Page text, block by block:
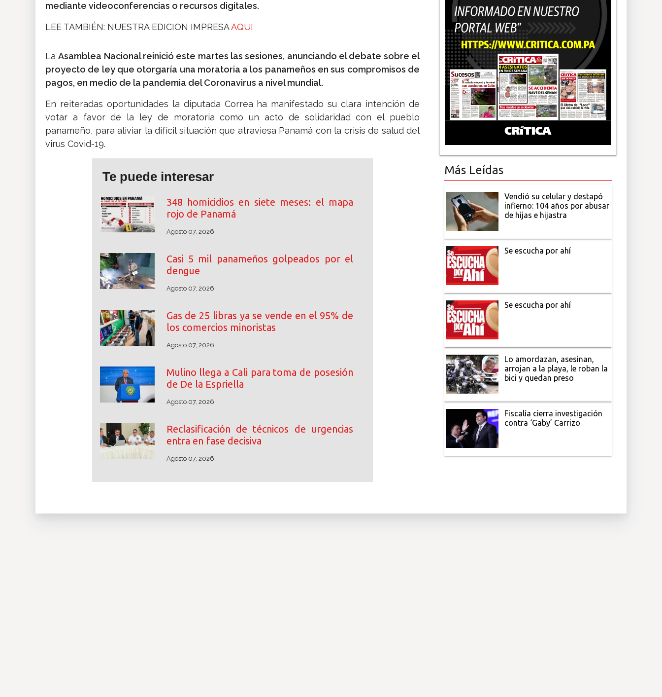
mediante videoconferencias o recursos digitales.
LEE TAMBIÉN: NUESTRA EDICION IMPRESAAQUI
LaAsamblea Nacional reinició este martes las sesiones, anunciando el debate sobre el
proyecto de ley que otorgaría una moratoria a los panameños en sus compromisos de
pagos, en medio de la pandemia del Coronavirus a nivel mundial.
En reiteradas oportunidades la diputada Correa ha manifestado su clara intención de
votar a favor de la ley de moratoria como un acto de solidaridad con el pueblo
panameño, para aliviar la difícil situación que atraviesa Panamá con la crisis de salud del
virus Covid-19.
Te puede interesar
348 homicidios en siete meses: el mapa
rojo de Panamá
Agosto 07, 2026
Casi 5 mil panameños golpeados por el
dengue
Agosto 07, 2026
Gas de 25 libras ya se vende en el 95% de
los comercios minoristas
Agosto 07, 2026
Mulino llega a Cali para toma de posesión
de De la Espriella
Agosto 07, 2026
Reclasificación de técnicos de urgencias
entra en fase decisiva
Agosto 07, 2026
Más Leídas
Vendió su celular y destapó
infierno: 104 años por abusar
de hijas e hijastra
Se escucha por ahí
Se escucha por ahí
Lo amordazan, asesinan,
arrojan a la playa, le roban la
bici y quedan preso
Fiscalía cierra investigación
contra ‘Gaby’ Carrizo